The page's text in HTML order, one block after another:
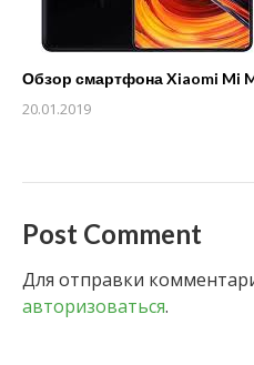
Обзор смартфона Xiaomi Mi
20.01.2019
Post Comment
Для отправки
авторизоваться.